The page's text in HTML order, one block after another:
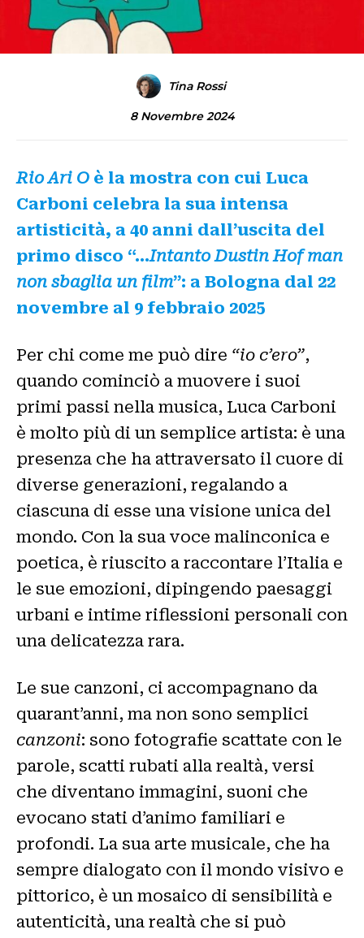
Tina Rossi
8 Novembre 2024
Rio Ari O è la mostra con cui Luca
Carboni celebra la sua intensa
artisticità, a 40 anni dall’uscita del
primo disco “…Intanto Dustin Hof man
non sbaglia un film”: a Bologna dal 22
novembre al 9 febbraio 2025
Per chi come me può dire “io c’ero”,
quando cominciò a muovere i suoi
primi passi nella musica, Luca Carboni
è molto più di un semplice artista: è una
presenza che ha attraversato il cuore di
diverse generazioni, regalando a
ciascuna di esse una visione unica del
mondo. Con la sua voce malinconica e
poetica, è riuscito a raccontare l’Italia e
le sue emozioni, dipingendo paesaggi
urbani e intime riflessioni personali con
una delicatezza rara.
Le sue canzoni, ci accompagnano da
quarant’anni, ma non sono semplici
canzoni: sono fotografie scattate con le
parole, scatti rubati alla realtà, versi
che diventano immagini, suoni che
evocano stati d’animo familiari e
profondi. La sua arte musicale, che ha
sempre dialogato con il mondo visivo e
pittorico, è un mosaico di sensibilità e
autenticità, una realtà che si può